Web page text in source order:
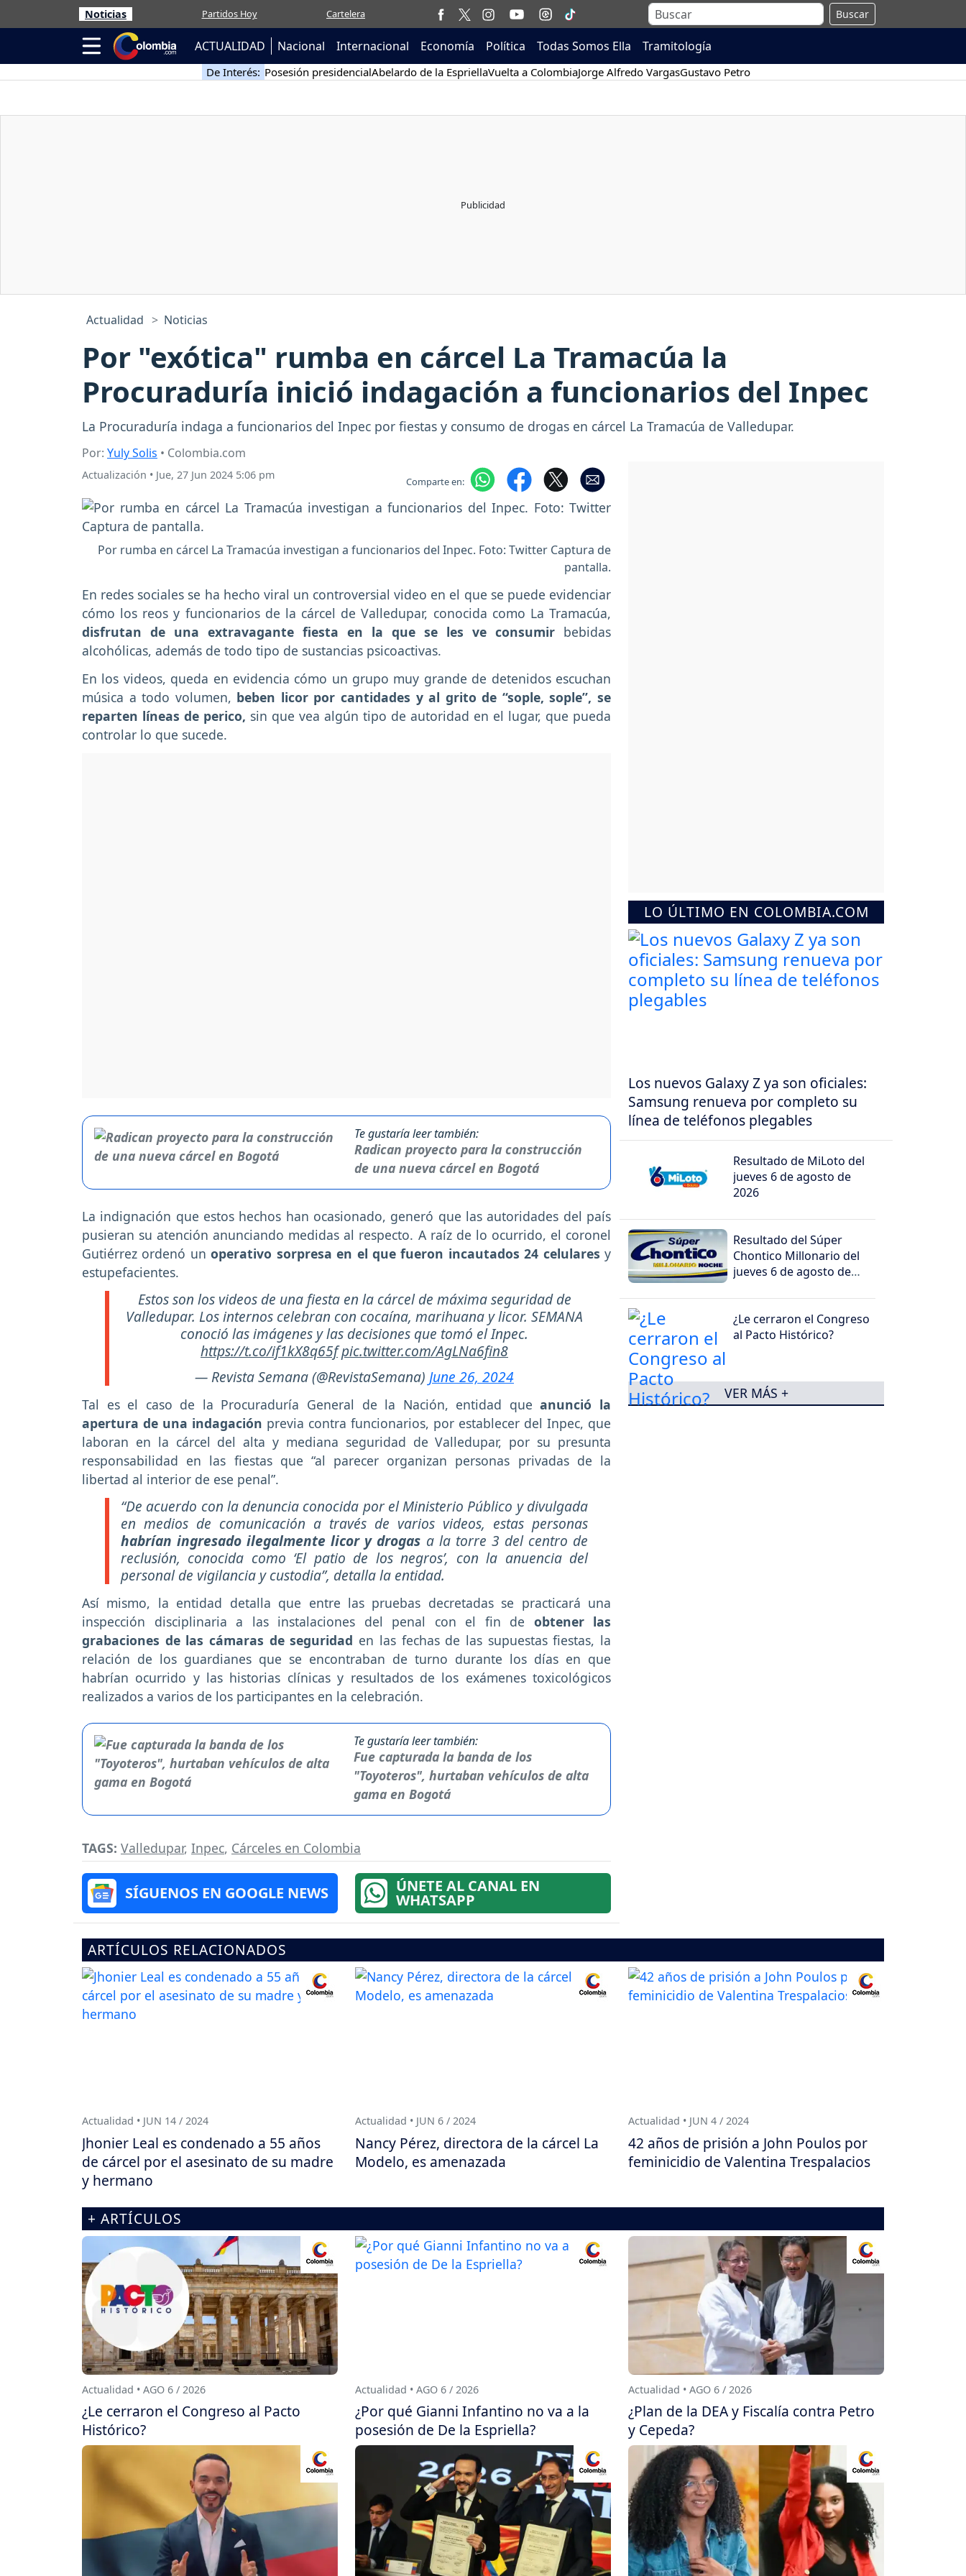
Noticias Partidos Hoy Cartelera Buscar
ACTUALIDAD Nacional Internacional Economía Política Todas Somos Ella Tramitología
De Interés: Posesión presidencialAbelardo de la EspriellaVuelta a ColombiaJorge Alfredo VargasGustavo Petro
Actualidad Noticias
Por "exótica" rumba en cárcel La Tramacúa la
Procuraduría inició indagación a funcionarios del Inpec
La Procuraduría indaga a funcionarios del Inpec por fiestas y consumo de drogas en cárcel La Tramacúa de Valledupar.
Por: Yuly Solis • Colombia.com
Actualización • Jue, 27 Jun 2024 5:06 pm Comparte en:
Por rumba en cárcel La Tramacúa investigan a funcionarios del Inpec. Foto: Twitter Captura de
pantalla.
En redes sociales se ha hecho viral un controversial video en el que se puede evidenciar
cómo los reos y funcionarios de la cárcel de Valledupar, conocida como La Tramacúa,
disfrutan de una extravagante fiesta en la que se les ve consumir bebidas
alcohólicas, además de todo tipo de sustancias psicoactivas.
En los videos, queda en evidencia cómo un grupo muy grande de detenidos escuchan
música a todo volumen, beben licor por cantidades y al grito de “sople, sople”, se
reparten líneas de perico, sin que vea algún tipo de autoridad en el lugar, que pueda
controlar lo que sucede.
Te gustaría leer también:
Radican proyecto para la construcción
de una nueva cárcel en Bogotá
La indignación que estos hechos han ocasionado, generó que las autoridades del país
pusieran su atención anunciando medidas al respecto. A raíz de lo ocurrido, el coronel
Gutiérrez ordenó unoperativo sorpresa en el que fueron incautados 24 celulares y
estupefacientes.
Estos son los videos de una fiesta en la cárcel de máxima seguridad de
Valledupar. Los internos celebran con cocaína, marihuana y licor. SEMANA
conoció las imágenes y las decisiones que tomó el Inpec.
https://t.co/if1kX8q65fpic.twitter.com/AgLNa6fin8
— Revista Semana (@RevistaSemana) June 26, 2024
Tal es el caso de la Procuraduría General de la Nación, entidad que anunció la
apertura de una indagación previa contra funcionarios, por establecer del Inpec, que
laboran en la cárcel del alta y mediana seguridad de Valledupar, por su presunta
responsabilidad en las fiestas que “al parecer organizan personas privadas de la
libertad al interior de ese penal”.
“De acuerdo con la denuncia conocida por el Ministerio Público y divulgada
en medios de comunicación a través de varios videos, estas personas
habrían ingresado ilegalmente licor y drogas a la torre 3 del centro de
reclusión, conocida como ‘El patio de los negros’, con la anuencia del
personal de vigilancia y custodia”, detalla la entidad.
Así mismo, la entidad detalla que entre las pruebas decretadas se practicará una
inspección disciplinaria a las instalaciones del penal con el fin de obtener las
grabaciones de las cámaras de seguridad en las fechas de las supuestas fiestas, la
relación de los guardianes que se encontraban de turno durante los días en que
habrían ocurrido y las historias clínicas y resultados de los exámenes toxicológicos
realizados a varios de los participantes en la celebración.
Te gustaría leer también:
Fue capturada la banda de los
"Toyoteros", hurtaban vehículos de alta
gama en Bogotá
TAGS: Valledupar, Inpec, Cárceles en Colombia
SÍGUENOS EN GOOGLE NEWS ÚNETE AL CANAL EN
WHATSAPP
LO ÚLTIMO EN COLOMBIA.COM
Los nuevos Galaxy Z ya son oficiales:
Samsung renueva por completo su
línea de teléfonos plegables
Resultado de MiLoto del
jueves 6 de agosto de
2026
Resultado del Súper
Chontico Millonario del
jueves 6 de agosto de
¿Le cerraron el Congreso
al Pacto Histórico?
VER MÁS +
ARTÍCULOS RELACIONADOS
Actualidad • JUN 14 / 2024
Jhonier Leal es condenado a 55 años
de cárcel por el asesinato de su madre
y hermano
Actualidad • JUN 6 / 2024
Nancy Pérez, directora de la cárcel La
Modelo, es amenazada
Actualidad • JUN 4 / 2024
42 años de prisión a John Poulos por
feminicidio de Valentina Trespalacios
+ ARTÍCULOS
Actualidad • AGO 6 / 2026
¿Le cerraron el Congreso al Pacto
Histórico?
Actualidad • AGO 6 / 2026
¿Por qué Gianni Infantino no va a la
posesión de De la Espriella?
Actualidad • AGO 6 / 2026
¿Plan de la DEA y Fiscalía contra Petro
y Cepeda?